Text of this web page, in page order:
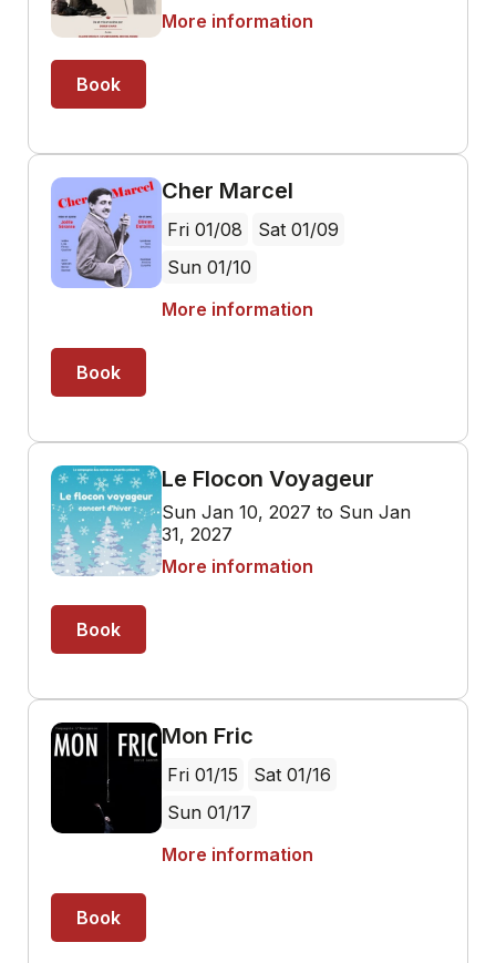
More information
Book
Cher Marcel
Fri 01/08
Sat 01/09
Sun 01/10
More information
Book
Le Flocon Voyageur
Sun Jan 10, 2027 to Sun Jan
31, 2027
More information
Book
Mon Fric
Fri 01/15
Sat 01/16
Sun 01/17
More information
Book